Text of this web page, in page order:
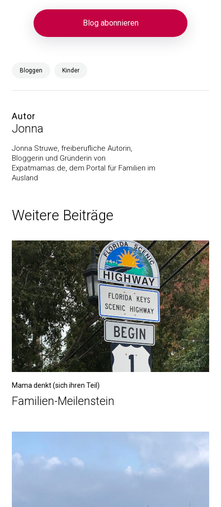
Bloggen Kinder
Autor
Jonna
Jonna Struwe, freiberufliche Autorin,
Bloggerin und Gründerin von
Expatmamas.de, dem Portal für Familien im
Ausland
Weitere Beiträge
Mama denkt (sich ihren Teil)
Familien-Meilenstein